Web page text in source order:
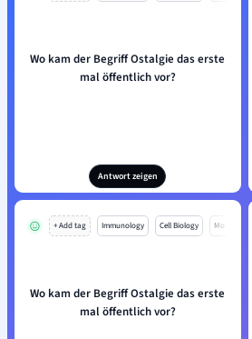
Wo kam der Begriff Ostalgie das erste
mal öffentlich vor?
Antwort zeigen
+ Add tag Immunology Cell Biology Mo
Wo kam der Begriff Ostalgie das erste
mal öffentlich vor?